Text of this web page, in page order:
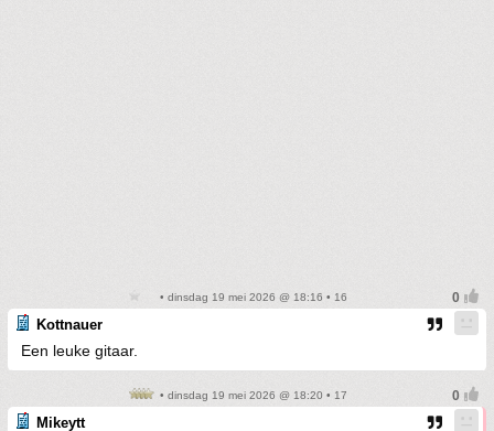
• dinsdag 19 mei 2026 @ 18:16 • 16
Kottnauer
Een leuke gitaar.
• dinsdag 19 mei 2026 @ 18:20 • 17
Mikeytt